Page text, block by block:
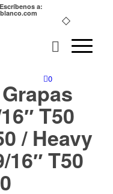
a:
0
T50
/ Heavy
T50